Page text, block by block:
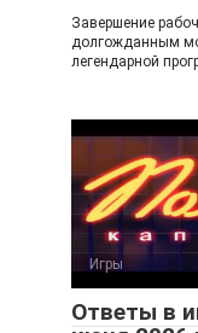
Завершение
долгожданным
легендарной
Игры
Ответы в